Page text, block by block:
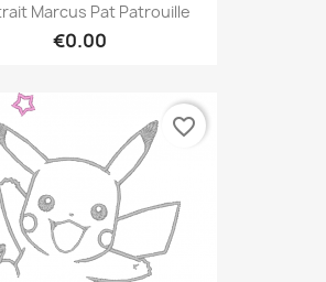
Marcus Pat Patrouille
€0.00
favorite_border